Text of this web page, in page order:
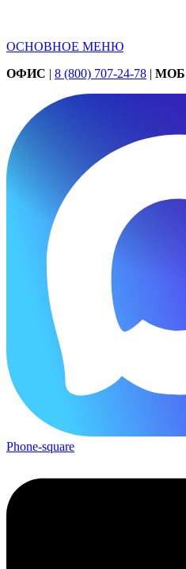
ОСНОВНОЕ МЕНЮ
ОФИС | 8 (800) 707-24-78 | МОБ
Phone-square